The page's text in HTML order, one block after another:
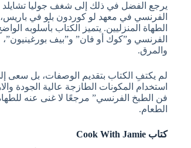
يرجع الفضل في ذلك إلى شغف جوليا
الفرنسي في معهد لو كوردون بلو في
الطهاة المنزليين. يتميز الكتاب بأسلوبه
الفرنسي و”كوك أو فان” و”بيف
والمرق.
لم يكتفِ الكتاب بتقديم الوصفات، بل سعى
استخدام المكونات الطازجة عالية الجودة
فن الطبخ الفرنسي” مرجعًا لا غنى عنه
الطعام.
كتاب Cook With Jamie